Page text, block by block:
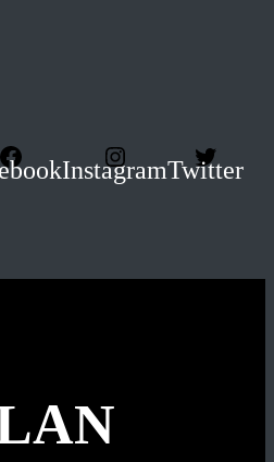
InstagramTwitter